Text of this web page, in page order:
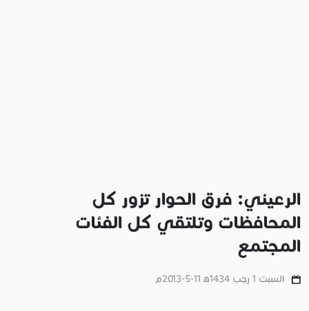
الرعيني: فرق الحوار تزور كل
المحافظات وتلتقي كل الفئات
المجتمع
السبت 1 رجب 1434ﻫ 11-5-2013م